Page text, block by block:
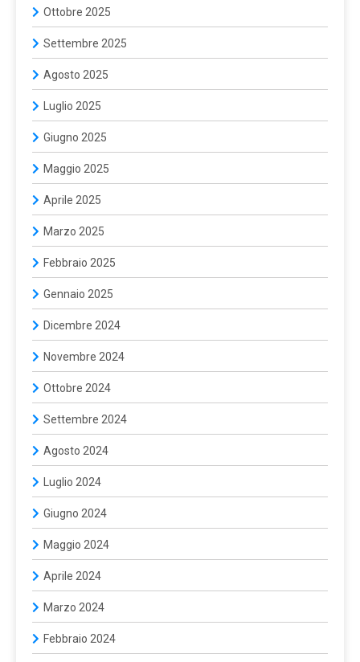
Ottobre 2025
Settembre 2025
Agosto 2025
Luglio 2025
Giugno 2025
Maggio 2025
Aprile 2025
Marzo 2025
Febbraio 2025
Gennaio 2025
Dicembre 2024
Novembre 2024
Ottobre 2024
Settembre 2024
Agosto 2024
Luglio 2024
Giugno 2024
Maggio 2024
Aprile 2024
Marzo 2024
Febbraio 2024